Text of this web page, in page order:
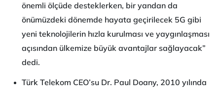
önemli ölçüde desteklerken, bir yandan da
önümüzdeki dönemde hayata geçirilecek 5G gibi
yeni teknolojilerin hızla kurulması ve yaygınlaşması
açısından ülkemize büyük avantajlar sağlayacak”
dedi.
Türk Telekom CEO’su Dr. Paul Doany, 2010 yılında